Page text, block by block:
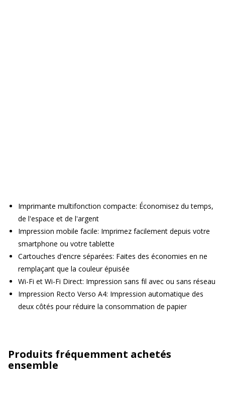
Imprimante multifonction compacte: Économisez du temps,
de l'espace et de l'argent
Impression mobile facile: Imprimez facilement depuis votre
smartphone ou votre tablette
Cartouches d'encre séparées: Faites des économies en ne
remplaçant que la couleur épuisée
Wi-Fi et Wi-Fi Direct: Impression sans fil avec ou sans réseau
Impression Recto Verso A4: Impression automatique des
deux côtés pour réduire la consommation de papier
Produits fréquemment achetés
ensemble